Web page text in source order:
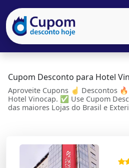
Cupom Desconto para Hotel
Aproveite Cupons ☝ Descontos
Hotel Vinocap. ✅ Use Cupom
das maiores Lojas do Brasil e